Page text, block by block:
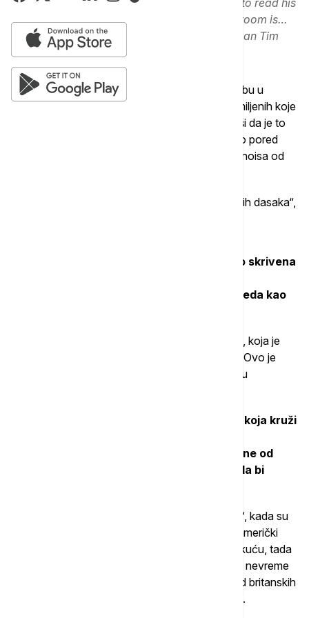
letters, but the most interesting part of the room is…
pic.twitter.com/hp36jfQrk4
— Congressman Tim
Moore (@RepTimMooreNC)
Mur je gledaoce proveo kroz tzv. Linkolnovu sobu u
Kongresu, za koju je rekao da mu je jedna od omiljenih koje
pokazuje posetiocima Vašingtona, napomenuvši da je to
mesto gde je predsednik Abraham Linkoln sedeo pored
kamina i čitao pisma dok je bio kongresmen iz Ilinoisa od
"Ali najzanimljiviji deo sobe nalazi se ispod podnih dasaka“,
Republikanac iz Severne Karoline je otvorio skrivena
stepenice koja su vodile ka nečemu što izgleda kao
"Nalazimo se odmah pored tzv. Dvorane statua, koja je
nekada bila glavna sala Predstavničkog doma... Ovo je
samo jedan primer nekih od malih skrivenih tajni u
Kongresmen je dodao da su, prema legendi koja kruži
te stepenice ispod Linkolnove sobe korišćene od
strane britanskih vojnika tokom rata 1812. da bi
Taj događaj poznat je kao "Paljenje Vašingtona“, kada su
britanski vojnici u avgustu 1814. godine zapalili američki
Kongres, zgradu mornarice u Vašingtonu i Belu kuću, tada
zvanu Predsednička rezidencija, pre nego što je nevreme
ugasilo vatru, a vojska pozvana da brani grad od britanskih
snaga. Rat 1812. godine završen je 1815. godine.